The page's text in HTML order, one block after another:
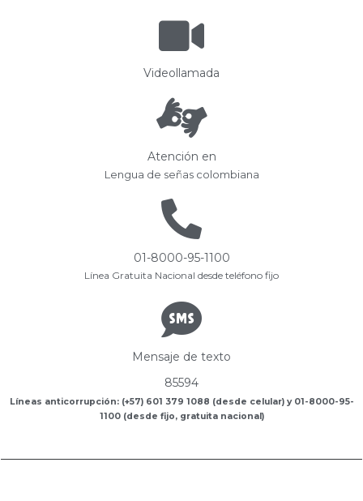
Videollamada
Atención en
Lengua de señas colombiana
01-8000-95-1100
Línea Gratuita Nacional desde teléfono fijo
Mensaje de texto
85594
Líneas anticorrupción: (+57) 601 379 1088 (desde celular) y 01-8000-95-
1100 (desde fijo, gratuita nacional)